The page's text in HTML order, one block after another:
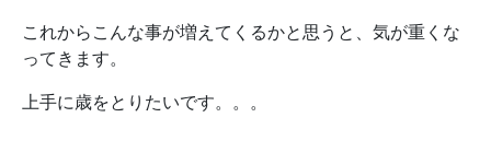
これからこんな事が増えてくるかと思うと、気が重くな
ってきます。
上手に歳をとりたいです。。。